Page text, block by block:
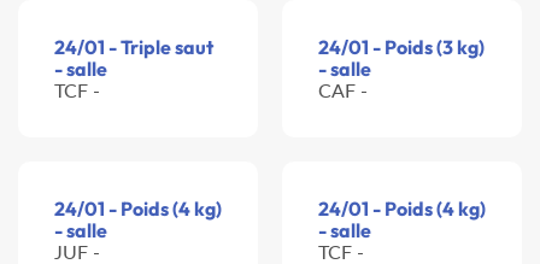
24/01 - Triple saut
- salle
TCF -
24/01 - Poids (3 kg)
- salle
CAF -
24/01 - Poids (4 kg)
- salle
JUF -
24/01 - Poids (4 kg)
- salle
TCF -